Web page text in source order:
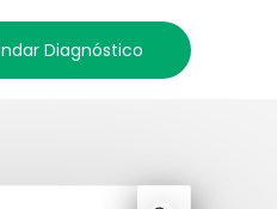
Diagnóstico